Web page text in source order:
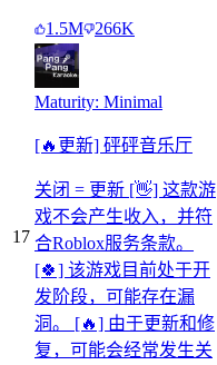
1.5M 266K
17
Maturity: Minimal
[🔥更新] 砰砰音乐厅
关闭 = 更新 [👋] 这款游
戏不会产生收入，并符
合Roblox服务条款。
[🍀] 该游戏目前处于开
发阶段，可能存在漏
洞。 [🔥] 由于更新和修
复，可能会经常发生关